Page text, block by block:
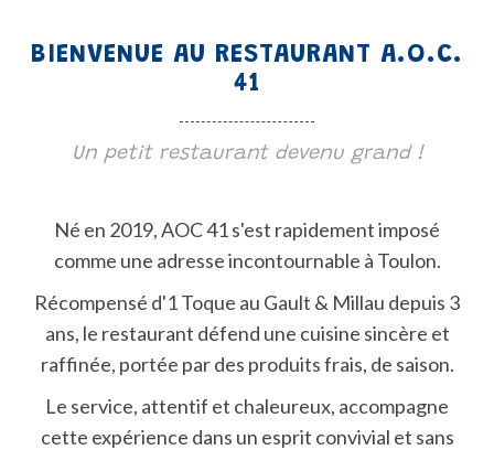
BIENVENUE AU RESTAURANT A.O.C.
41
Un petit restaurant devenu grand !
Né en 2019, AOC 41 s'est rapidement imposé
comme une adresse incontournable à Toulon.
Récompensé d'1 Toque au Gault & Millau depuis 3
ans, le restaurant défend une cuisine sincère et
raffinée, portée par des produits frais, de saison.
Le service, attentif et chaleureux, accompagne
cette expérience dans un esprit convivial et sans